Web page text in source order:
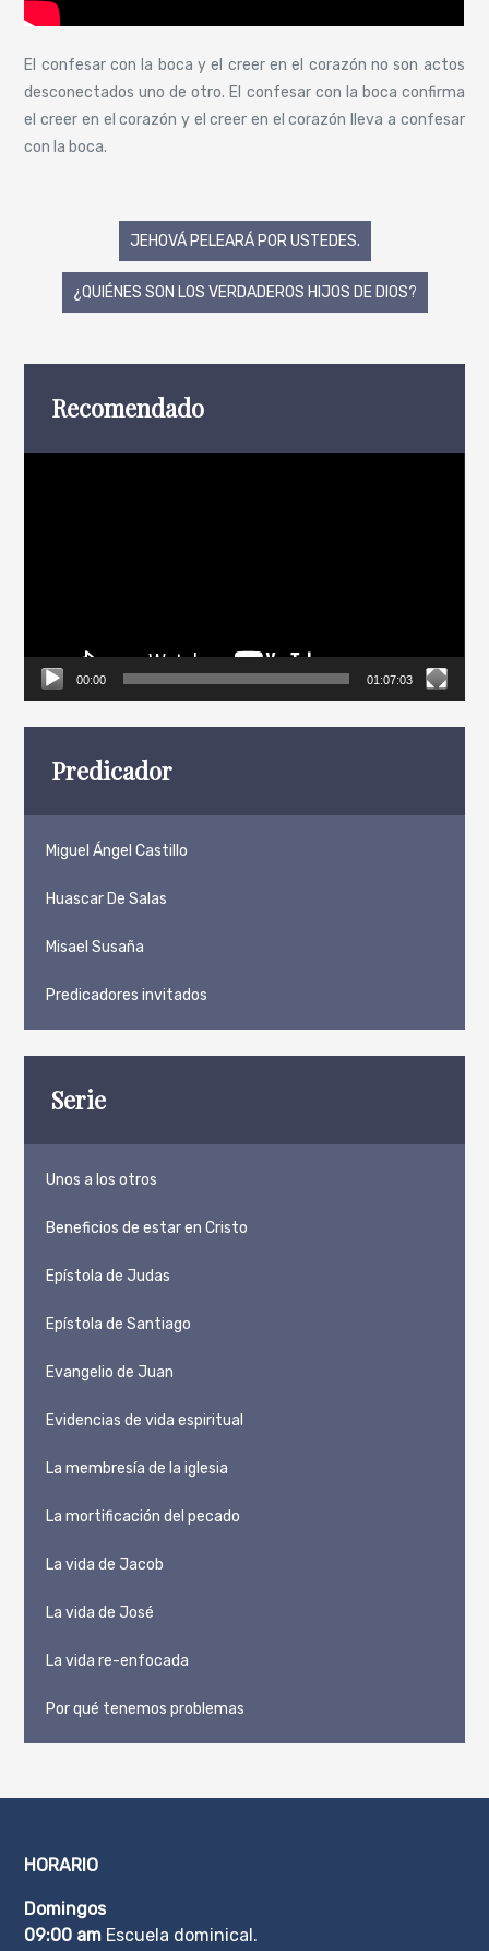
El confesar con la boca y el creer en el corazón no son actos
desconectados uno de otro. El confesar con la boca confirma
el creer en el corazón y el creer en el corazón lleva a confesar
con la boca.
NavegaciónJEHOVÁ PELEARÁ POR USTEDES.
¿QUIÉNES SON LOS VERDADEROS HIJOS DE DIOS?
Recomendado
00:00 01:07:03
Predicador
Miguel Ángel Castillo
Huascar De Salas
Misael Susaña
Predicadores invitados
Serie
Unos a los otros
Beneficios de estar en Cristo
Epístola de Judas
Epístola de Santiago
Evangelio de Juan
Evidencias de vida espiritual
La membresía de la iglesia
La mortificación del pecado
La vida de Jacob
La vida de José
La vida re-enfocada
Por qué tenemos problemas
HORARIO
Domingos
09:00 am Escuela dominical.